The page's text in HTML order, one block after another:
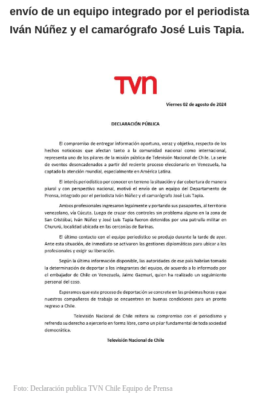
envío de un equipo integrado por el periodista
Iván Núñez y el camarógrafo José Luis Tapia.
Foto: Declaración publica TVN Chile Equipo de Prensa